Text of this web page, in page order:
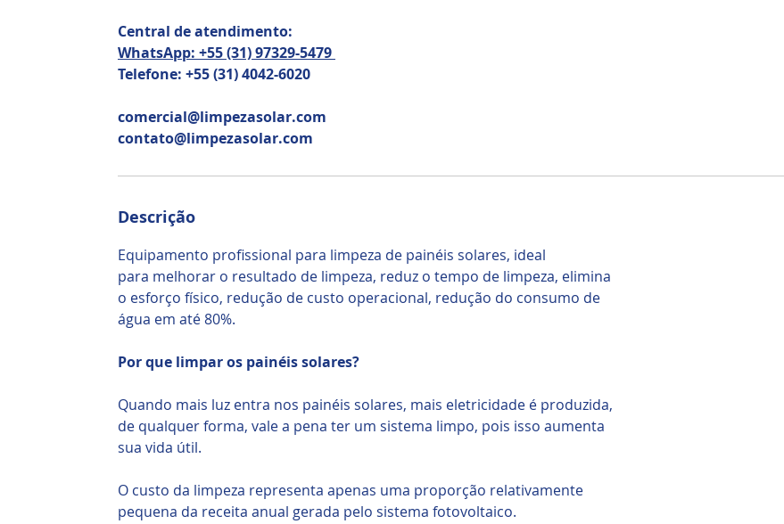
Central de atendimento:
WhatsApp: +55 (31) 97329-5479
Telefone: +55 (31) 4042-6020
comercial@limpezasolar.com
contato@limpezasolar.com
Descrição
Equipamento profissional para limpeza de painéis solares, ideal
para melhorar o resultado de limpeza, reduz o tempo de limpeza, elimina
o esforço físico, redução de custo operacional, redução do consumo de
água em até 80%.
Por que limpar os painéis solares?
Quando mais luz entra nos painéis solares, mais eletricidade é produzida,
de qualquer forma, vale a pena ter um sistema limpo, pois isso aumenta
sua vida útil.
O custo da limpeza representa apenas uma proporção relativamente
pequena da receita anual gerada pelo sistema fotovoltaico.